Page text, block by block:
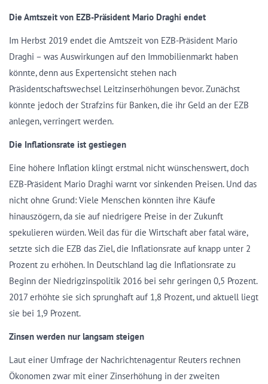
Die Amtszeit von EZB-Präsident Mario Draghi endet
Im Herbst 2019 endet die Amtszeit von EZB-Präsident Mario
Draghi – was Auswirkungen auf den Immobilienmarkt haben
könnte, denn aus Expertensicht stehen nach
Präsidentschaftswechsel Leitzinserhöhungen bevor. Zunächst
könnte jedoch der Strafzins für Banken, die ihr Geld an der EZB
anlegen, verringert werden.
Die Inflationsrate ist gestiegen
Eine höhere Inflation klingt erstmal nicht wünschenswert, doch
EZB-Präsident Mario Draghi warnt vor sinkenden Preisen. Und das
nicht ohne Grund: Viele Menschen könnten ihre Käufe
hinauszögern, da sie auf niedrigere Preise in der Zukunft
spekulieren würden. Weil das für die Wirtschaft aber fatal wäre,
setzte sich die EZB das Ziel, die Inflationsrate auf knapp unter 2
Prozent zu erhöhen. In Deutschland lag die Inflationsrate zu
Beginn der Niedrigzinspolitik 2016 bei sehr geringen 0,5 Prozent.
2017 erhöhte sie sich sprunghaft auf 1,8 Prozent, und aktuell liegt
sie bei 1,9 Prozent.
Zinsen werden nur langsam steigen
Laut einer Umfrage der Nachrichtenagentur Reuters rechnen
Ökonomen zwar mit einer Zinserhöhung in der zweiten